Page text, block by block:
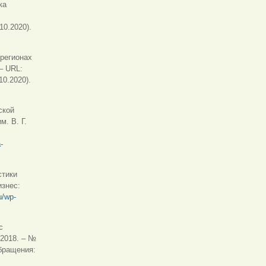
URL:
В. Г.
wp-
2018. – №